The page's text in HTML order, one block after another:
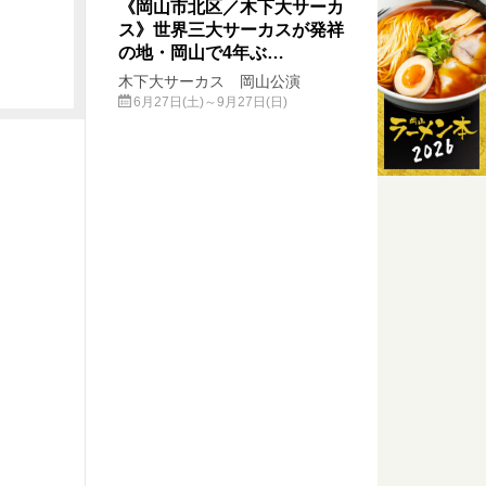
《岡山市北区／木下大サーカ
ス》世界三大サーカスが発祥
の地・岡山で4年ぶ…
木下大サーカス 岡山公演
6月27日(土)～9月27日(日)